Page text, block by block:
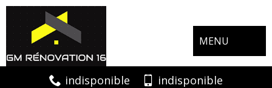
MENU
indisponible indisponible